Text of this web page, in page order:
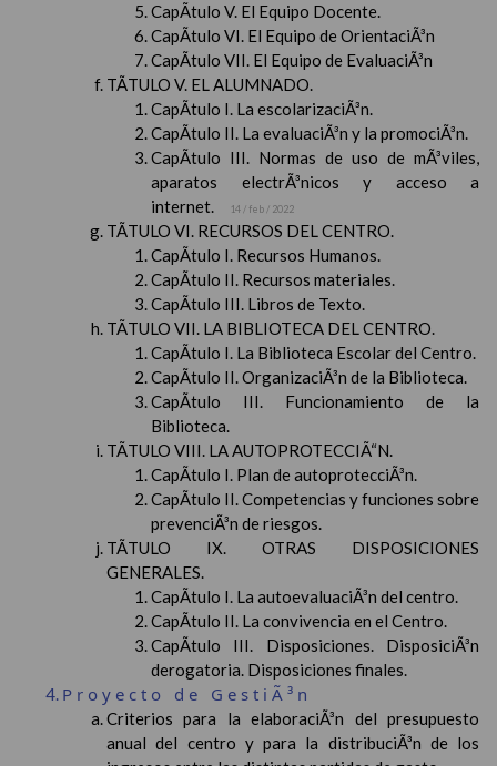
CapÃ­tulo V. El Equipo Docente.
CapÃ­tulo VI. El Equipo de OrientaciÃ³n
CapÃ­tulo VII. El Equipo de EvaluaciÃ³n
TÃTULO V. EL ALUMNADO.
CapÃ­tulo I. La escolarizaciÃ³n.
CapÃ­tulo II. La evaluaciÃ³n y la promociÃ³n.
CapÃ­tulo III. Normas de uso de mÃ³viles,
aparatos electrÃ³nicos y acceso a
internet.
14 / feb / 2022
TÃTULO VI. RECURSOS DEL CENTRO.
CapÃ­tulo I. Recursos Humanos.
CapÃ­tulo II. Recursos materiales.
CapÃ­tulo III. Libros de Texto.
TÃTULO VII. LA BIBLIOTECA DEL CENTRO.
CapÃ­tulo I. La Biblioteca Escolar del Centro.
CapÃ­tulo II. OrganizaciÃ³n de la Biblioteca.
CapÃ­tulo III. Funcionamiento de la
Biblioteca.
TÃTULO VIII. LA AUTOPROTECCIÃ“N.
CapÃ­tulo I. Plan de autoprotecciÃ³n.
CapÃ­tulo II. Competencias y funciones sobre
prevenciÃ³n de riesgos.
TÃTULO IX. OTRAS DISPOSICIONES
GENERALES.
CapÃ­tulo I. La autoevaluaciÃ³n del centro.
CapÃ­tulo II. La convivencia en el Centro.
CapÃ­tulo III. Disposiciones. DisposiciÃ³n
derogatoria. Disposiciones finales.
Proyecto de GestiÃ³n
Criterios para la elaboraciÃ³n del presupuesto
anual del centro y para la distribuciÃ³n de los